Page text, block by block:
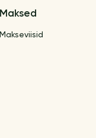
Maksed
Makseviisid